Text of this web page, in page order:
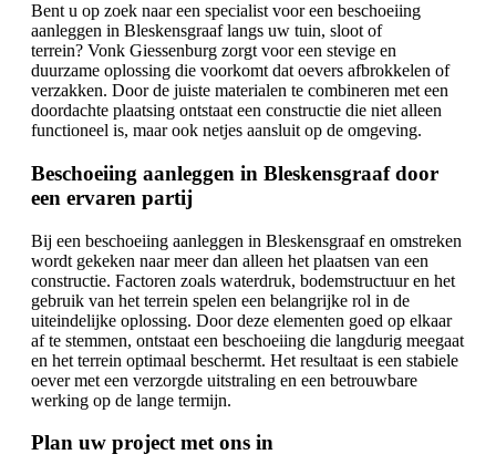
Bent u op zoek naar een specialist voor een beschoeiing
aanleggen in Bleskensgraaf langs uw tuin, sloot of
terrein? Vonk Giessenburg zorgt voor een stevige en
duurzame oplossing die voorkomt dat oevers afbrokkelen of
verzakken. Door de juiste materialen te combineren met een
doordachte plaatsing ontstaat een constructie die niet alleen
functioneel is, maar ook netjes aansluit op de omgeving.
Beschoeiing aanleggen in Bleskensgraaf door
een ervaren partij
Bij een beschoeiing aanleggen in Bleskensgraaf en omstreken
wordt gekeken naar meer dan alleen het plaatsen van een
constructie. Factoren zoals waterdruk, bodemstructuur en het
gebruik van het terrein spelen een belangrijke rol in de
uiteindelijke oplossing. Door deze elementen goed op elkaar
af te stemmen, ontstaat een beschoeiing die langdurig meegaat
en het terrein optimaal beschermt. Het resultaat is een stabiele
oever met een verzorgde uitstraling en een betrouwbare
werking op de lange termijn.
Plan uw project met ons in